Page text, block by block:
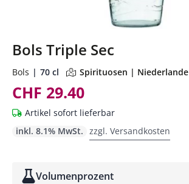
Bols Triple Sec
Bols 70 cl Spirituosen | Niederlande
CHF 29.40
Artikel sofort lieferbar
inkl. 8.1% MwSt. zzgl. Versandkosten
Volumenprozent